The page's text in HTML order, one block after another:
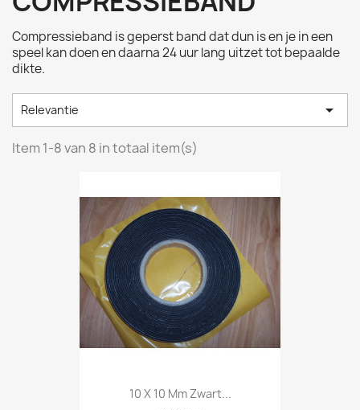
Compressieband is geperst band dat dun is en je in een
speel kan doen en daarna 24 uur lang uitzet tot bepaalde
dikte.
Relevantie 
Item 1-8 van 8 in totaal item(s)
10 X 10 Mm Zwart...